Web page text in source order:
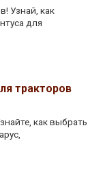
Узнай, как
для
тракторов
как выбрать